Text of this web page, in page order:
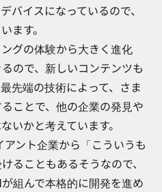
バイスになっているので、
ます。
グの体験から大きく進化
ので、新しいコンテンツも
先端の技術によって、さま
ことで、他の企業の発見や
いかと考えています。
アント企業から「こういうも
ることもあるそうなので、
組んで本格的に開発を進め